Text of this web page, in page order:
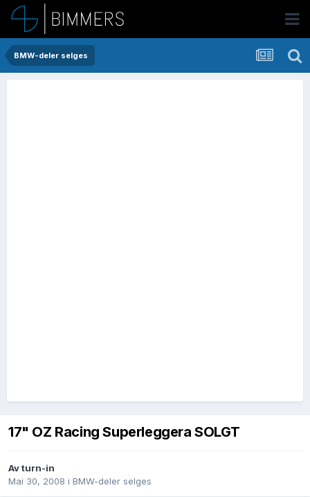
BMW-deler selges
17" OZ Racing Superleggera SOLGT
Avturn-in
Mai 30, 2008 i BMW-deler selges